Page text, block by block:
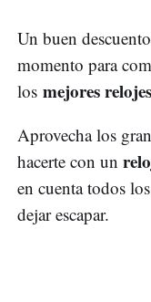
Un buen
momento para
los mejores relojes
Aprovecha los
hacerte con un
en cuenta todos
dejar escapar.